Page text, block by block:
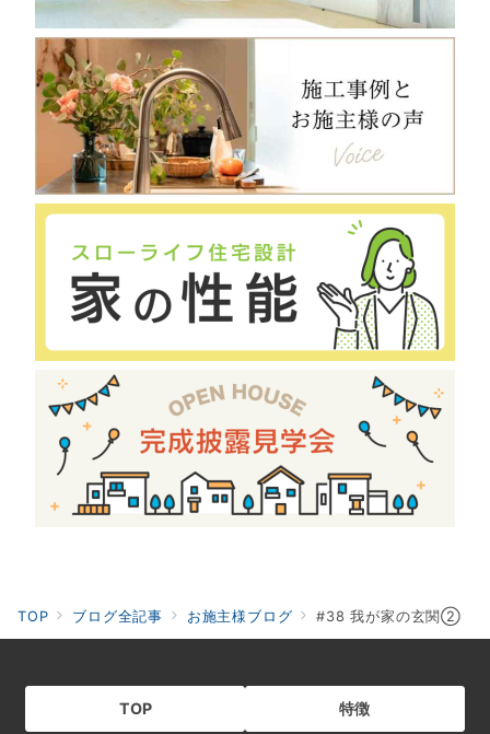
TOP ブログ全記事 お施主様ブログ #38 我が家の玄関②
TOP 特徴